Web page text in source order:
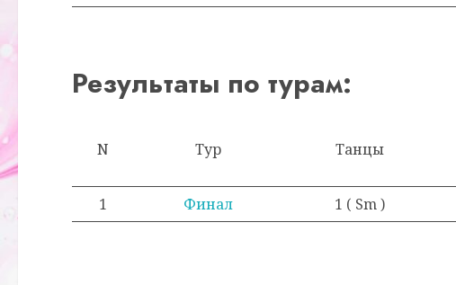
Результаты по турам:
N Тур Танцы
1 Финал 1 ( Sm )